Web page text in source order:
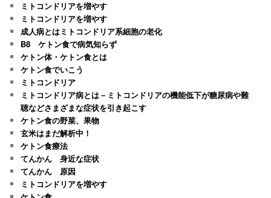
ミトコンドリアを増やす
ミトコンドリアを増やす
成人病とはミトコンドリア系細胞の老化
B8 ケトン食で病気知らず
ケトン体・ケトン食とは
ケトン食でいこう
ミトコンドリア
ミトコンドリア病とは－ミトコンドリアの機能低下が糖尿病や難
聴などさまざまな症状を引き起こす
ケトン食の野菜、果物
玄米はまだ解析中！
ケトン食療法
てんかん 身近な症状
てんかん 原因
ミトコンドリアを増やす